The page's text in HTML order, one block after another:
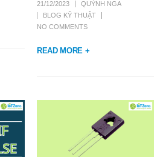
21/12/2023
QUỲNH NGA
BLOG KỸ THUẬT
NO COMMENTS
READ MORE +